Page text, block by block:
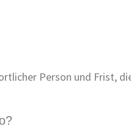
Person und Frist,